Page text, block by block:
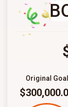
Original Goal